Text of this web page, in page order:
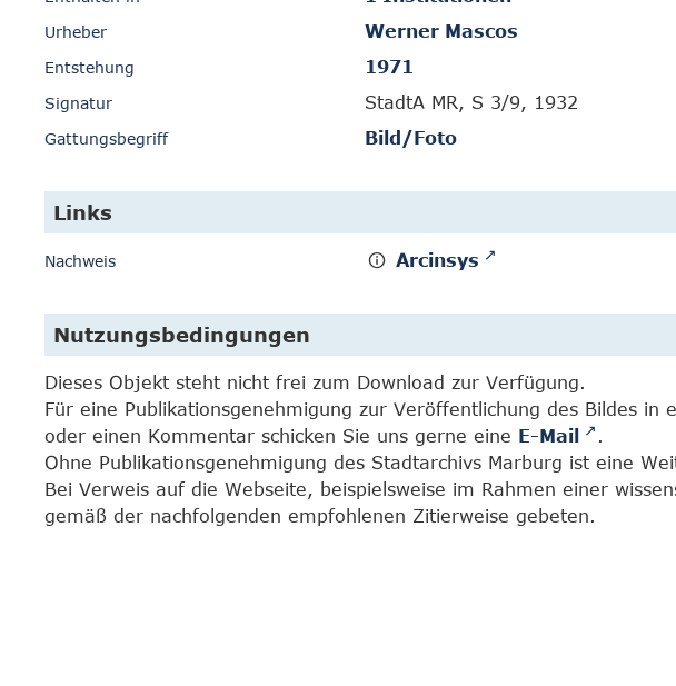
Urheber Werner Mascos
Entstehung 1971
Signatur StadtA MR, S 3/9, 1932
Gattungsbegriff Bild/Foto
Links
Nachweis Arcinsys
Nutzungsbedingungen
Dieses Objekt steht nicht frei zum Download zur Verfügung.
Für eine Publikationsgenehmigung zur Veröffentlichung des Bildes
oder einen Kommentar schicken Sie uns gerne eine E-Mail
.
Ohne Publikationsgenehmigung des Stadtarchivs Marburg ist eine
Bei Verweis auf die Webseite, beispielsweise im Rahmen einer
gemäß der nachfolgenden empfohlenen Zitierweise gebeten.